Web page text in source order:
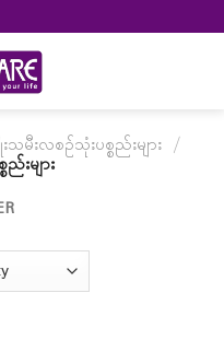
သမီးလစဉ်သုံးပစ္စည်းများ /
ည်းများ